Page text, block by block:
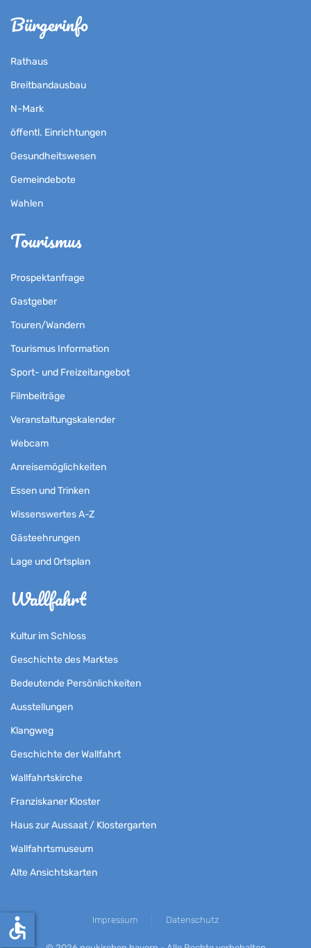
Bürgerinfo
Rathaus
Breitbandausbau
N-Mark
öffentl. Einrichtungen
Gesundheitswesen
Gemeindebote
Wahlen
Tourismus
Prospektanfrage
Gastgeber
Touren/Wandern
Tourismus Information
Sport- und Freizeitangebot
Filmbeiträge
Veranstaltungskalender
Webcam
Anreisemöglichkeiten
Essen und Trinken
Wissenswertes A-Z
Gästeehrungen
Lage und Ortsplan
Wallfahrt
Kultur im Schloss
Geschichte des Marktes
Bedeutende Persönlichkeiten
Ausstellungen
Klangweg
Geschichte der Wallfahrt
Wallfahrtskirche
Franziskaner Kloster
Haus zur Aussaat / Klostergarten
Wallfahrtsmuseum
Alte Ansichtskarten
Impressum Datenschutz
accessible